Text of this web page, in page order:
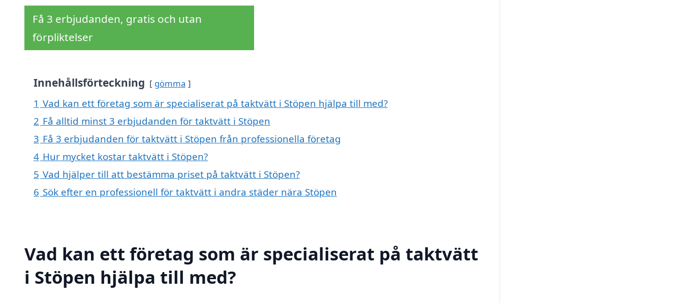
Få 3 erbjudanden, gratis och utan
förpliktelser
Innehållsförteckning gömma
1 Vad kan ett företag som är specialiserat på taktvätt i Stöpen hjälpa till med?
2 Få alltid minst 3 erbjudanden för taktvätt i Stöpen
3 Få 3 erbjudanden för taktvätt i Stöpen från professionella företag
4 Hur mycket kostar taktvätt i Stöpen?
5 Vad hjälper till att bestämma priset på taktvätt i Stöpen?
6 Sök efter en professionell för taktvätt i andra städer nära Stöpen
Vad kan ett företag som är specialiserat på taktvätt
i Stöpen hjälpa till med?